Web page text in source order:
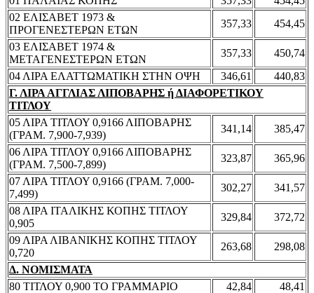
02 ΕΛΙΣΑΒΕΤ 1973 &
ΠΡΟΓΕΝΕΣΤΕΡΩΝ ΕΤΩΝ
357,33
454,45
03 ΕΛΙΣΑΒΕΤ 1974 &
ΜΕΤΑΓΕΝΕΣΤΕΡΩΝ ΕΤΩΝ
357,33
450,74
04 ΛΙΡΑ ΕΛΑΤΤΩΜΑΤΙΚΗ ΣΤΗΝ ΟΨΗ
346,61
440,83
Γ. ΛΙΡΑ ΑΓΓΛΙΑΣ ΛΙΠΟΒΑΡΗΣ ή ΔΙΑΦΟΡΕΤΙΚΟΥ
ΤΙΤΛΟΥ
05 ΛΙΡΑ ΤΙΤΛΟΥ 0,9166 ΛΙΠΟΒΑΡΗΣ
(ΓΡΑΜ. 7,900-7,939)
341,14
385,47
06 ΛΙΡΑ ΤΙΤΛΟΥ 0,9166 ΛΙΠΟΒΑΡΗΣ
(ΓΡΑΜ. 7,500-7,899)
323,87
365,96
07 ΛΙΡΑ ΤΙΤΛΟΥ 0,9166 (ΓΡΑΜ. 7,000-
7,499)
302,27
341,57
08 ΛΙΡΑ ΙΤΑΛΙΚΗΣ ΚΟΠΗΣ ΤΙΤΛΟΥ
0,905
329,84
372,72
09 ΛΙΡΑ ΛΙΒΑΝΙΚΗΣ ΚΟΠΗΣ ΤΙΤΛΟΥ
0,720
263,68
298,08
Δ. ΝΟΜΙΣΜΑΤΑ
80 ΤΙΤΛΟΥ 0,900 ΤΟ ΓΡΑΜΜΑΡΙΟ
42,84
48,41